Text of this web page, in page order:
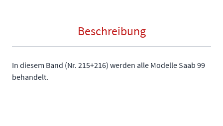
Beschreibung
In diesem Band (Nr. 215+216) werden alle Modelle Saab 99
behandelt.